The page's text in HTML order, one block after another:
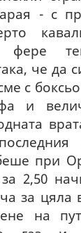
- с
фере
че да
с
и
при
2,50
за цяла
на